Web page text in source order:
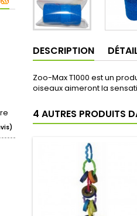
J'adore l'odeur un de mes
avr 24, 2023
DESCRIPTION
Zoo-Max T1000 est un
oiseaux aimeront la
4 AUTRES PRODUITS